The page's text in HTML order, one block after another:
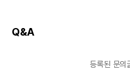
단, 상
Q&A
등록된 문의